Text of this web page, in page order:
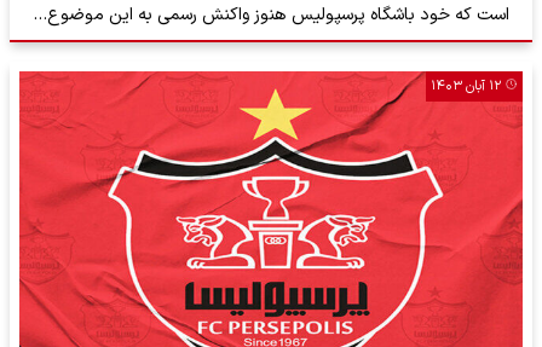
است که خود باشگاه پرسپولیس هنوز واکنش رسمی به این موضوع…
۱۲ آبان ۱۴۰۳